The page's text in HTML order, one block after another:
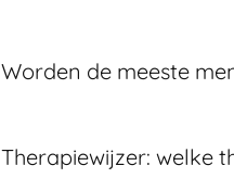
Worden de meeste
Therapiewijzer: welke